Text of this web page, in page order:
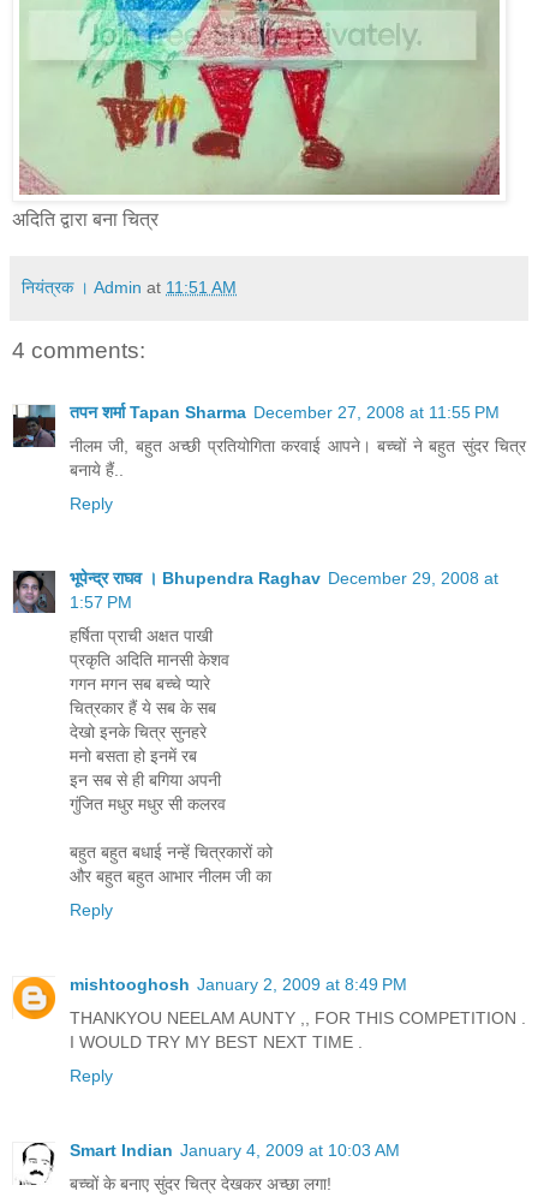
अदिति द्वारा बना चित्र
नियंत्रक । Admin at 11:51 AM
4 comments:
तपन शर्मा Tapan Sharma December 27, 2008 at 11:55 PM
नीलम जी, बहुत अच्छी प्रतियोगिता करवाई आपने। बच्चों ने बहुत सुंदर चित्र
बनाये हैं..
Reply
भूपेन्द्र राघव । Bhupendra Raghav December 29, 2008 at
1:57 PM
हर्षिता प्राची अक्षत पाखी
प्रकृति अदिति मानसी केशव
गगन मगन सब बच्चे प्यारे
चित्रकार हैं ये सब के सब
देखो इनके चित्र सुनहरे
मनो बसता हो इनमें रब
इन सब से ही बगिया अपनी
गुंजित मधुर मधुर सी कलरव
बहुत बहुत बधाई नन्हें चित्रकारों को
और बहुत बहुत आभार नीलम जी का
Reply
mishtooghosh January 2, 2009 at 8:49 PM
THANKYOU NEELAM AUNTY ,, FOR THIS COMPETITION .
I WOULD TRY MY BEST NEXT TIME .
Reply
Smart Indian January 4, 2009 at 10:03 AM
बच्चों के बनाए सुंदर चित्र देखकर अच्छा लगा!